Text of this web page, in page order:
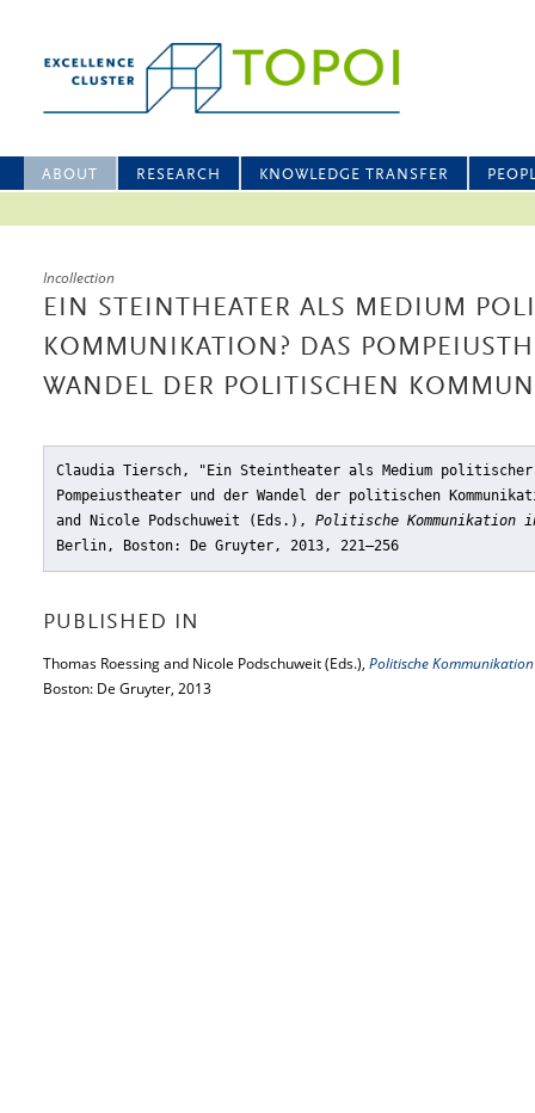
ABOUT RESEARCH KNOWLEDGE TRANSFER
Incollection
EIN STEINTHEATER ALS MEDIUM
KOMMUNIKATION? DAS
WANDEL DER POLITISCHEN
Claudia Tiersch, "Ein Steintheater als Medium politischer
Pompeiustheater und der Wandel der politischen
and Nicole Podschuweit (Eds.), Politische Kommunikation
Berlin, Boston: De Gruyter, 2013, 221–256
PUBLISHED IN
Thomas Roessing and Nicole Podschuweit (Eds.), Politische
Boston: De Gruyter, 2013